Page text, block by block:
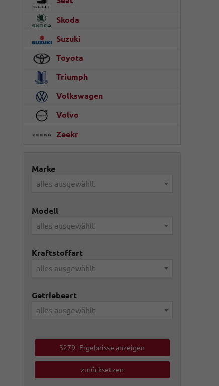
Skoda
Suzuki
Toyota
Triumph
Volkswagen
Volvo
Zeekr
Marke
alles ausgewählt
Modell
alles ausgewählt
Kraftstoffart
alles ausgewählt
Getriebeart
alles ausgewählt
3279 Ergebnisse anzeigen
zurücksetzen